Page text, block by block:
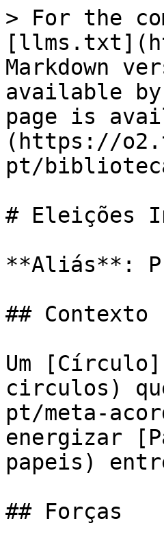
> For the
Markdown
available
page is
(https://
pt/
# Eleições
**Aliás**:
## Contexto
Um
circulos)
pt/meta-
energizar
papeis)
## Forças